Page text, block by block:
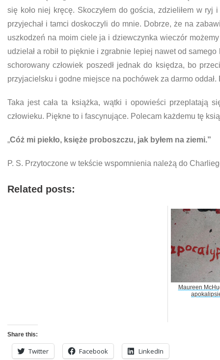
się koło niej kręcę. Skoczyłem do gościa, zdzieliłem w
przyjechał i tamci doskoczyli do mnie. Dobrze, że na
uszkodzeń na moim ciele ja i dziewczynka wieczór
udzielał a robił to pięknie i zgrabnie lepiej nawet od
schorowany człowiek poszedł jednak do księdza, bo
przyjacielsku i godne miejsce na pochówek za darmo
Taka jest cała ta książka, wątki i opowieści przeplatają
człowieku. Piękne to i fascynujące. Polecam każdemu tę
„Cóż mi piekło, księże proboszczu, jak byłem na ziemi.”
P. S. Przytoczone w tekście wspomnienia należą do
Related posts:
Maureen
Share this:
Twitter Facebook LinkedIn